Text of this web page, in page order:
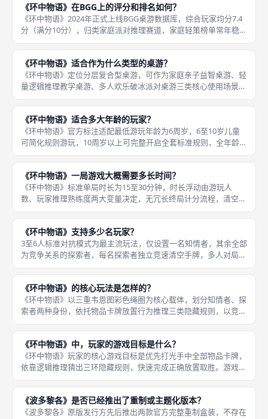
语》英文原
《环中物语》在BGG上的评分和排名如何？
《环中物语》2024年正式上线BGG桌游数据库，综合玩家均分7.4
分（满分10分），归类家庭派对推理赛道，家庭轻策榜单常年稳定
前50区间，上线两年热度持续稳定，没有出现评分大幅下滑情况，
玩家口碑两极分化极小，差评集中在资深硬核重策玩家认为推
《环中物语》适合作为什么类型的桌游？
《环中物语》定位分层复合型桌游，可作为家庭亲子益智桌游、轻
量逻辑推理教学桌游、多人欢乐破冰派对桌游三类核心使用场景，
依靠灵活难度、人数变体适配全部休闲场景。第一，家庭亲子益智
桌游，适配6岁以上儿童，简化一星规则降低推理难度，依托韦恩
图图形分
《环中物语》适合多大年龄的玩家？
《环中物语》官方标注适配最低游玩年龄为6周岁，6至10岁儿童
可简化规则游玩，10周岁以上可完整开启全套标准规则，全年龄段
无暴力、复杂文字门槛，卡牌搭配手绘插画降低文字阅读压力，兼
顾亲子家庭与成年聚会双场景。成年玩家无年龄上限，高难度三星
规则
《环中物语》一局游戏大概需要多长时间？
《环中物语》标准单局时长为15至30分钟，时长浮动由游玩人
数、玩家推理熟练度两大变量决定，无冗长终局计分流程，清空手
牌即立刻结束对局，节奏轻快适配碎片化休闲场景。3至4人熟练玩
家对局，熟悉三类规则逻辑、能快速通过桌面线索判断卡牌归属，
单局稳
《环中物语》支持多少名玩家？
3至6人标准对抗模式为最主流玩法，仅设置一名知情者，其余全部
为竞争关系的探索者，每名探索者独立竞速清空手牌，多人对局下
桌面放置卡牌线索数量更多，推理信息充足，玩家之间互相观察出
牌思路形成隐性博弈，适合轰趴、多人团建场景，6人满配局互动
感拉满
《环中物语》的核心玩法是怎样的？
《环中物语》以三重韦恩图彩色绳圈为核心载体，划分知情者、探
索者两种身份，依托物品卡牌放置行为推理三类隐藏规则，以竞速
打光手牌为核心循环的逻辑派对玩法，整套流程分为开局布置、回
合循环、胜负判定三大部分。开局阶段先摆放三色绳圈构成标准三
环韦恩图
《环中物语》中，玩家的游戏目标是什么？
《环中物语》玩家的核心游戏目标是优先打光手中全部物品卡牌，
依靠逻辑推理猜出三环隐藏规则，快速完成正确放置取胜。游戏分
为两类身份，目标略有区分，探索者的核心目标是在其他玩家之前
清空自己手牌，每一次正确放置卡牌都可以连续出牌，大幅加速手
牌消耗；
《波多黎各》是否已经推出了重制或主题化版本？
《波多黎各》原版发行方先后推出两款官方完整重制盒装，不存在